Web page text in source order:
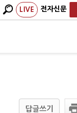
LIVE 전자신문
답글쓰기